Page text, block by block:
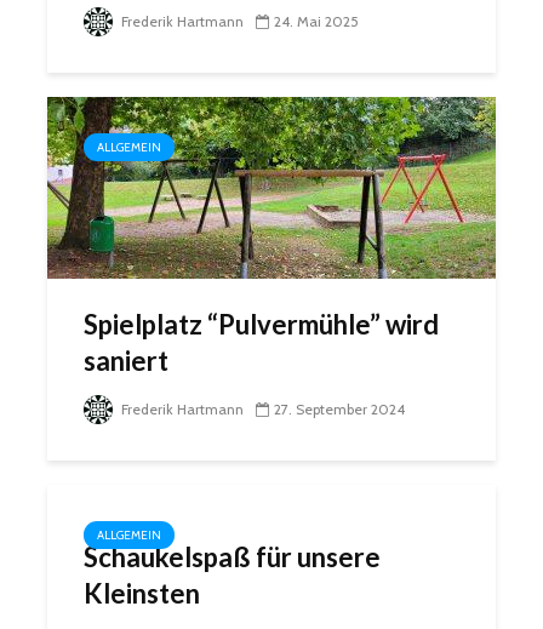
Frederik Hartmann 24. Mai 2025
ALLGEMEIN
Spielplatz “Pulvermühle” wird
saniert
Frederik Hartmann 27. September 2024
ALLGEMEIN
Schaukelspaß für unsere
Kleinsten